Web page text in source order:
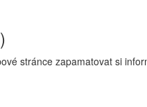
stránce zapamatovat si